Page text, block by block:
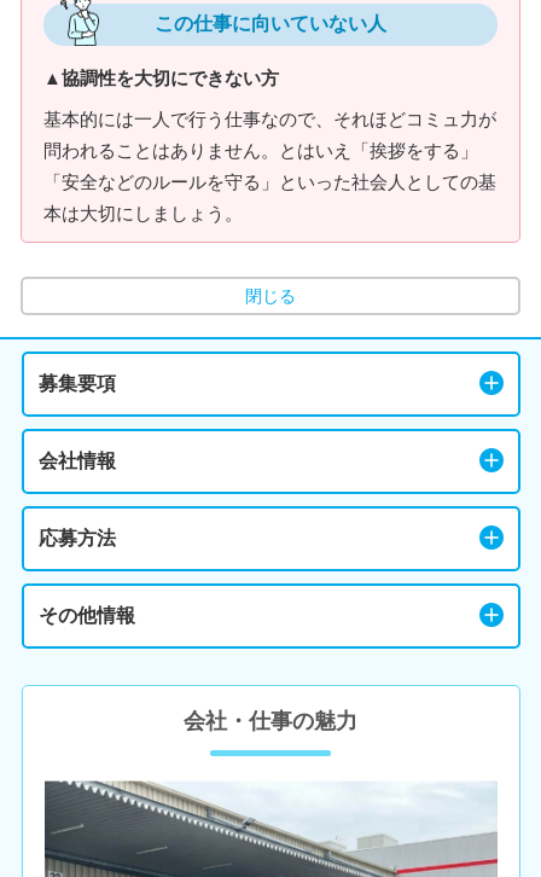
この仕事に向いていない人
▲協調性を大切にできない方
基本的には一人で行う仕事なので、それほどコミュ力が
問われることはありません。とはいえ「挨拶をする」
「安全などのルールを守る」といった社会人としての基
本は大切にしましょう。
閉じる
募集要項
会社情報
応募方法
その他情報
会社・仕事の魅力